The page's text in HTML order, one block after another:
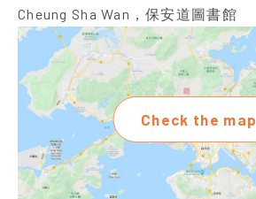
Cheung Sha Wan，保安道圖書館
Check the map